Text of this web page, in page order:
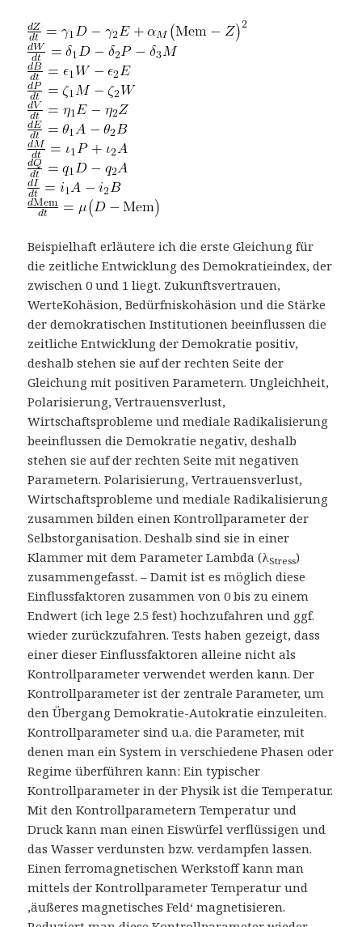
Beispielhaft erläutere ich die erste Gleichung für
die zeitliche Entwicklung des Demokratieindex, der
zwischen 0 und 1 liegt. Zukunftsvertrauen,
WerteKohäsion, Bedürfniskohäsion und die Stärke
der demokratischen Institutionen beeinflussen die
zeitliche Entwicklung der Demokratie positiv,
deshalb stehen sie auf der rechten Seite der
Gleichung mit positiven Parametern. Ungleichheit,
Polarisierung, Vertrauensverlust,
Wirtschaftsprobleme und mediale Radikalisierung
beeinflussen die Demokratie negativ, deshalb
stehen sie auf der rechten Seite mit negativen
Parametern. Polarisierung, Vertrauensverlust,
Wirtschaftsprobleme und mediale Radikalisierung
zusammen bilden einen Kontrollparameter der
Selbstorganisation. Deshalb sind sie in einer
Klammer mit dem Parameter Lambda (λStress)
zusammengefasst. – Damit ist es möglich diese
Einflussfaktoren zusammen von 0 bis zu einem
Endwert (ich lege 2.5 fest) hochzufahren und ggf.
wieder zurückzufahren. Tests haben gezeigt, dass
einer dieser Einflussfaktoren alleine nicht als
Kontrollparameter verwendet werden kann. Der
Kontrollparameter ist der zentrale Parameter, um
den Übergang Demokratie-Autokratie einzuleiten.
Kontrollparameter sind u.a. die Parameter, mit
denen man ein System in verschiedene Phasen oder
Regime überführen kann: Ein typischer
Kontrollparameter in der Physik ist die Temperatur.
Mit den Kontrollparametern Temperatur und
Druck kann man einen Eiswürfel verflüssigen und
das Wasser verdunsten bzw. verdampfen lassen.
Einen ferromagnetischen Werkstoff kann man
mittels der Kontrollparameter Temperatur und
‚äußeres magnetisches Feld‘ magnetisieren.